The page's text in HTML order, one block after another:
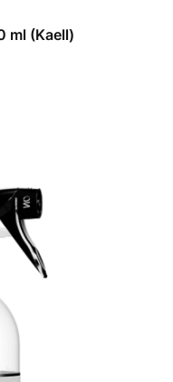
ml (Kaell)